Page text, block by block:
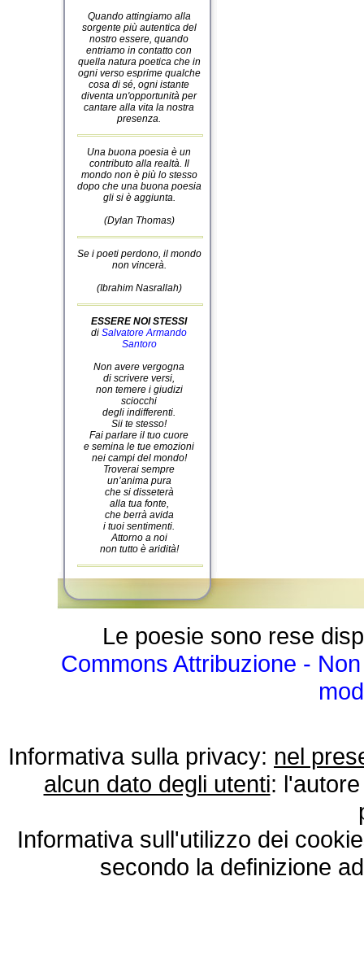
Quando attingiamo alla
sorgente più autentica del
nostro essere, quando
entriamo in contatto con
quella natura poetica che in
ogni verso esprime qualche
cosa di sé, ogni istante
diventa un'opportunità per
cantare alla vita la nostra
presenza.
Una buona poesia è un
contributo alla realtà. Il
mondo non è più lo stesso
dopo che una buona poesia
gli si è aggiunta.
(Dylan Thomas)
Se i poeti perdono, il mondo
non vincerà.
(Ibrahim Nasrallah)
ESSERE NOI STESSI
di Salvatore Armando
Santoro
Non avere vergogna
di scrivere versi,
non temere i giudizi
sciocchi
degli indifferenti.
Sii te stesso!
Fai parlare il tuo cuore
e semina le tue emozioni
nei campi del mondo!
Troverai sempre
un’anima pura
che si disseterà
alla tua fonte,
che berrà avida
i tuoi sentimenti.
Attorno a noi
non tutto è aridità!
Le poesie sono rese
Commons Attribuzione -
Informativa sulla privacy: nel
alcun dato degli utenti:
Informativa sull'utilizzo dei
secondo la definizione